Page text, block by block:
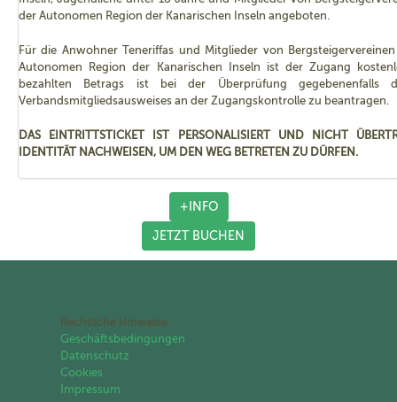
der Autonomen Region der Kanarischen Inseln angeboten.
Für die Anwohner Teneriffas und Mitglieder von
Autonomen Region der Kanarischen Inseln ist der Zugang
bezahlten Betrags ist bei der Überprüfung gegebenenfalls
Verbandsmitgliedsausweises an der Zugangskontrolle zu beantragen.
DAS EINTRITTSTICKET IST PERSONALISIERT UND NICHT
IDENTITÄT NACHWEISEN, UM DEN WEG BETRETEN ZU DÜRFEN.
+INFO
JETZT BUCHEN
Rechtliche Hinweise
Geschäftsbedingungen
Datenschutz
Cookies
Impressum